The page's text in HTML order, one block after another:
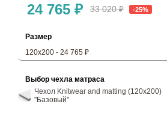
Размер
120х200 - 24 765 ₽
24 765 ₽ 33 020 ₽ -25%
Выбор чехла матраса
Чехол Knitwear and matting (120х200)
"Базовый"